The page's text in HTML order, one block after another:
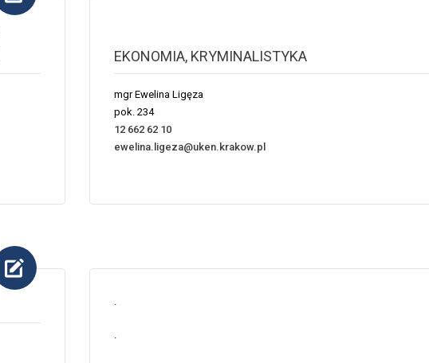
EKONOMIA, KRYMINALISTYKA
mgr Ewelina Ligęza
pok. 234
12 662 62 10
ewelina.ligeza@uken.krakow.pl
.
.